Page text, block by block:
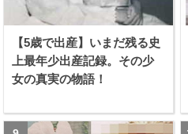
【5歳で出産】いまだ残る史
上最年少出産記録。その少
女の真実の物語！